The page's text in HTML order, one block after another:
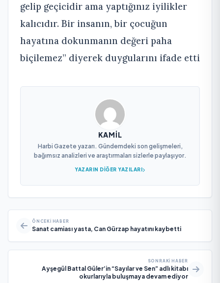
gelip geçicidir ama yaptığınız iyilikler
kalıcıdır. Bir insanın, bir çocuğun
hayatına dokunmanın değeri paha
biçilemez” diyerek duygularını ifade etti
KAMIL
Harbi Gazete yazarı. Gündemdeki son gelişmeleri,
bağımsız analizleri ve araştırmaları sizlerle paylaşıyor.
YAZARIN DIĞER YAZILARI
ÖNCEKI HABER
Sanat camiası yasta, Can Gürzap hayatını kaybetti
SONRAKI HABER
Ayşegül Battal Güler’in “Sayılar ve Sen” adlı kitabı
okurlarıyla buluşmaya devam ediyor